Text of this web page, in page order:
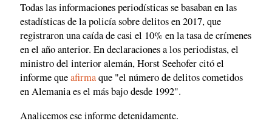
Todas las informaciones periodísticas se basaban en las
estadísticas de la policía sobre delitos en 2017, que
registraron una caída de casi el 10% en la tasa de crímenes
en el año anterior. En declaraciones a los periodistas, el
ministro del interior alemán, Horst Seehofer citó el
informe queafirmaque "el número de delitos cometidos
en Alemania es el más bajo desde 1992".
Analicemos ese informe detenidamente.